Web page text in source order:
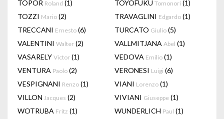
TOPOR Roland (1) TOYOFUKU Tomonori (1)
TOZZI Mario (2) TRAVAGLINI Edgardo (1)
TRECCANI Ernesto (6) TURCATO Giulio (5)
VALENTINI Walter (2) VALLMITJANA Abel (1)
VASARELY Victor (1) VEDOVA Emilio (1)
VENTURA Paolo (2) VERONESI Luigi (6)
VESPIGNANI Renzo (1) VIANI Lorenzo (1)
VILLON Jacques (2) VIVIANI Giuseppe (1)
WOTRUBA Fritz (1) WUNDERLICH Paul (1)